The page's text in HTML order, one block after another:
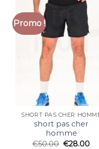
Promo !
SHORT PAS CHER
short pas cher
homme
€50.00 €28.00